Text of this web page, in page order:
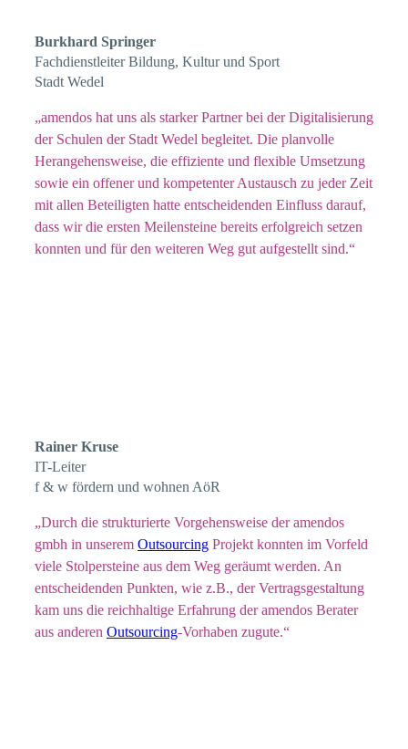
Burkhard Springer
Fachdienstleiter Bildung, Kultur und Sport
Stadt Wedel
„amendos hat uns als starker Partner bei der Digitalisierung
der Schulen der Stadt Wedel begleitet. Die planvolle
Herangehensweise, die effiziente und flexible Umsetzung
sowie ein offener und kompetenter Austausch zu jeder Zeit
mit allen Beteiligten hatte entscheidenden Einfluss darauf,
dass wir die ersten Meilensteine bereits erfolgreich setzen
konnten und für den weiteren Weg gut aufgestellt sind.“
Rainer Kruse
IT-Leiter
f & w fördern und wohnen AöR
„Durch die strukturierte Vorgehensweise der amendos
gmbh in unserem Outsourcing Projekt konnten im Vorfeld
viele Stolpersteine aus dem Weg geräumt werden. An
entscheidenden Punkten, wie z.B., der Vertragsgestaltung
kam uns die reichhaltige Erfahrung der amendos Berater
aus anderen Outsourcing-Vorhaben zugute.“